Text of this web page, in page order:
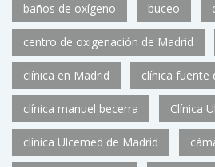
baños de oxígeno buceo
centro de oxigenación de Madrid
clínica en Madrid clínica fuente
clínica manuel becerra Clínica
clínica Ulcemed de Madrid